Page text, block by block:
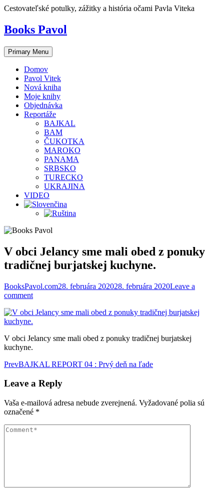
Skip
content
Cestovateľské potulky, zážitky a história očami Pavla Viteka
Books Pavol
Primary Menu
Domov
Pavol Vitek
Nová kniha
Moje knihy
Objednávka
Reportáže
BAJKAL
BAM
ČUKOTKA
MAROKO
PANAMA
SRBSKO
TURECKO
UKRAJINA
VIDEO
V obci Jelancy sme mali obed z ponuky
tradičnej burjatskej kuchyne.
BooksPavol.com28. februára 202028. februára 2020Leave a
comment
V obci Jelancy sme mali obed z ponuky tradičnej burjatskej
kuchyne.
Post
navigation
PrevBAJKAL REPORT 04 : Prvý deň na ľade
Leave a Reply
Vaša e-mailová adresa nebude zverejnená. Vyžadované polia sú
označené *